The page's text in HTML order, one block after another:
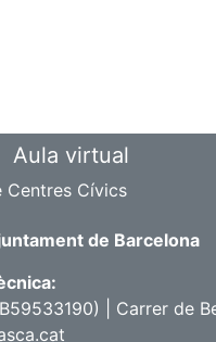
Aula virtual
Centres Cívics
de Barcelona
| Carrer de